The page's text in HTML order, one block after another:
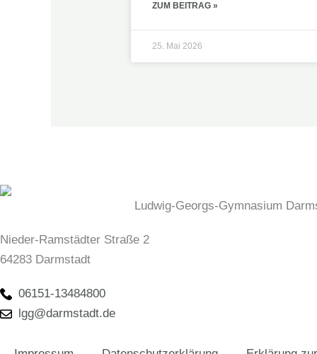
ZUM BEITRAG »
25. Mai 2026
Ludwig-Georgs-Gymnasium
Nieder-Ramstädter Straße 2
64283 Darmstadt
06151-13484800
lgg@darmstadt.de